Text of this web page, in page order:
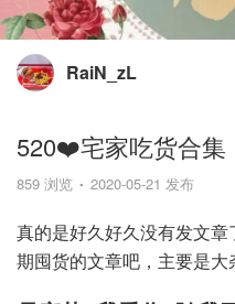
RaiN_zL
520❤️宅家吃货合集
859 浏览 2020-05-21 发布
真的是好久好久没有发文
期囤货的文章吧，主要是